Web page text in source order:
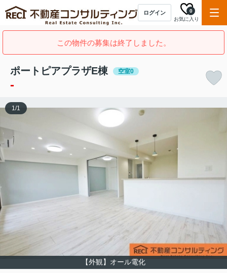
ログイン
お気に入り
0
この物件の募集は終了しました。
ポートピアプラザE棟 空室0
-
【外観】オール電化
1/1